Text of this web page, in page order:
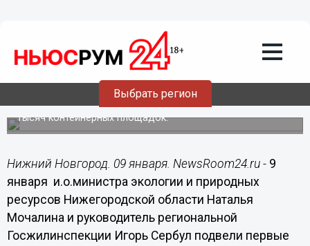
Выбрать регион
Нижегородская область вошла в
реформу ТКО стабильно и без
потрясений, - Мочалина
С начала года ГЖИ и минэкологии проверили около 18,5
тысяч контейнерных площадок.
Нижний Новгород. 09 января. NewsRoom24.ru - 9
января и.о.министра экологии и природных
ресурсов Нижегородской области Наталья
Мочалина и руководитель региональной
Госжилинспекции Игорь Сербул подвели первые